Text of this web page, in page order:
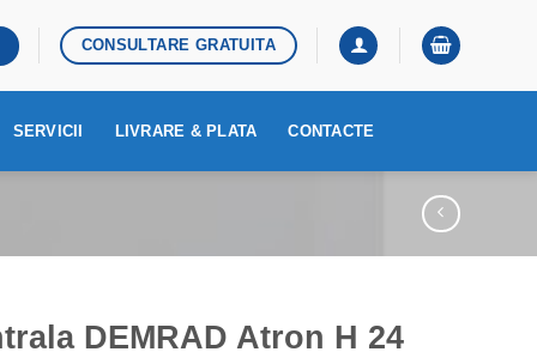
CONSULTARE GRATUITA
SERVICII LIVRARE & PLATA CONTACTE
DEMRAD Atron H 24